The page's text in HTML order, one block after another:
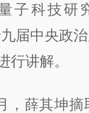
子科技研
届中央政
行讲解。
薛其坤摘